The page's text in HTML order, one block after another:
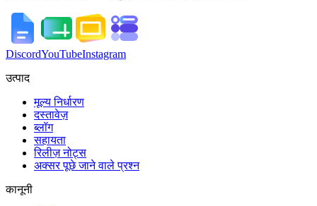
DiscordYouTubeInstagram
उत्पाद
मूल्य निर्धारण
दस्तावेज़
ब्लॉग
सहायता
रिलीज़ नोट्स
अक्सर पूछे जाने वाले प्रश्न
कानूनी